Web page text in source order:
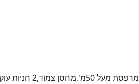
פנטהאוז מהמם,5 חד',גדול